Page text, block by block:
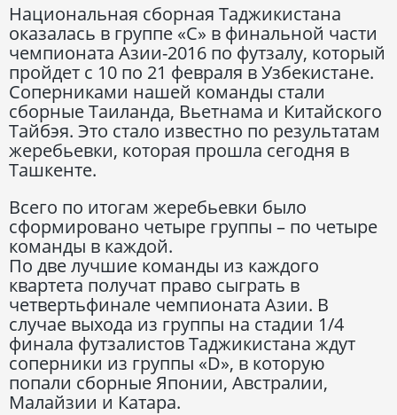
Национальная сборная Таджикистана
оказалась в группе «С» в финальной части
чемпионата Азии-2016 по футзалу, который
пройдет с 10 по 21 февраля в Узбекистане.
Соперниками нашей команды стали
сборные Таиланда, Вьетнама и Китайского
Тайбэя. Это стало известно по результатам
жеребьевки, которая прошла сегодня в
Ташкенте.
Всего по итогам жеребьевки было
сформировано четыре группы – по четыре
команды в каждой.
По две лучшие команды из каждого
квартета получат право сыграть в
четвертьфинале чемпионата Азии. В
случае выхода из группы на стадии 1/4
финала футзалистов Таджикистана ждут
соперники из группы «D», в которую
попали сборные Японии, Австралии,
Малайзии и Катара.